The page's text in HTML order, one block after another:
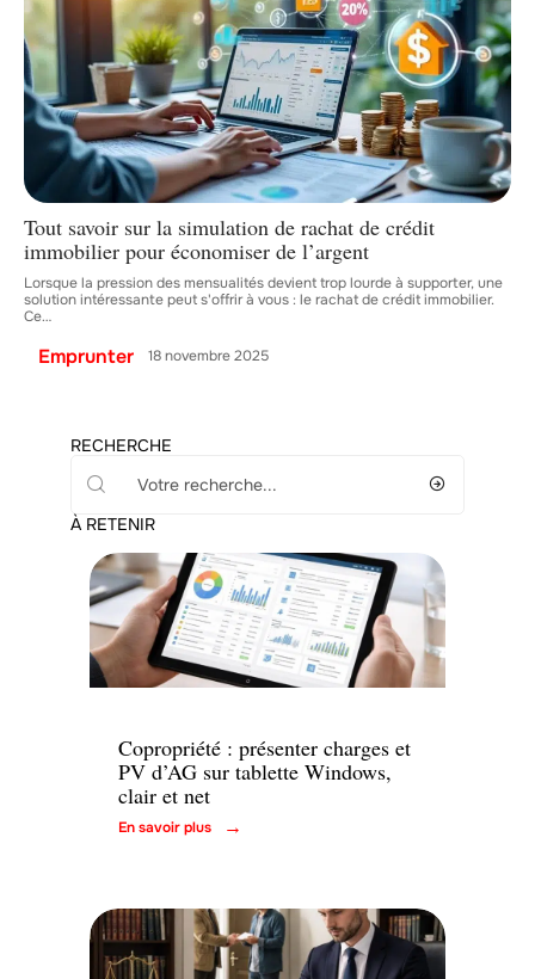
Tout savoir sur la simulation de rachat de crédit
immobilier pour économiser de l’argent
Lorsque la pression des mensualités devient trop lourde à supporter, une
solution intéressante peut s'offrir à vous : le rachat de crédit immobilier.
Ce…
Emprunter 18 novembre 2025
RECHERCHE
À RETENIR
Immo
Copropriété : présenter charges et
PV d’AG sur tablette Windows,
clair et net
En savoir plus